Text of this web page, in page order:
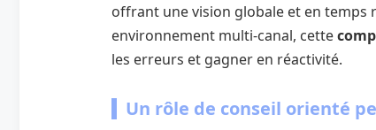
offrant une vision globale et en temps
environnement multi-canal, cette
les erreurs et gagner en réactivité.
Un rôle de conseil orienté